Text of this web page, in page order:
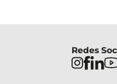
Redes